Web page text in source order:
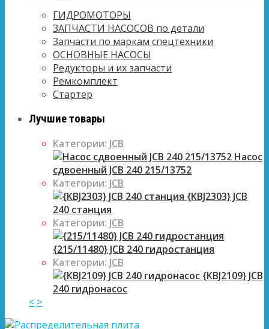
ГИДРОМОТОРЫ
ЗАПЧАСТИ НАСОСОВ по детали
Запчасти по маркам спецтехники
ОСНОВНЫЕ НАСОСЫ
Редукторы и их запчасти
Ремкомплект
Стартер
Лучшие товары
Категории: JCB
Насос
сдвоенный JCB 240 215/13752
Категории: JCB
{KBJ2303} JCB
240 станция
Категории: JCB
{215/11480} JCB 240 гидростанция
Категории: JCB
{KBJ2109} JCB
240 гидронасос
< >